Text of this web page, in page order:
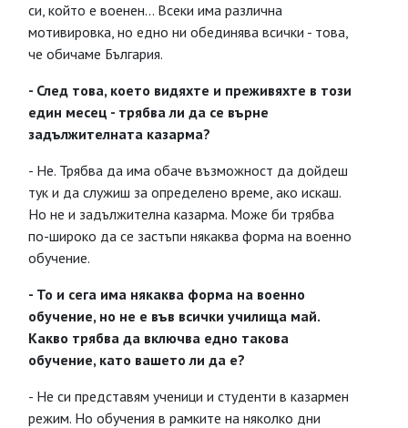
си, който е военен... Всеки има различна
мотивировка, но едно ни обединява всички - това,
че обичаме България.
- След това, което видяхте и преживяхте в този
един месец - трябва ли да се върне
задължителната казарма?
- Не. Трябва да има обаче възможност да дойдеш
тук и да служиш за определено време, ако искаш.
Но не и задължителна казарма. Може би трябва
по-широко да се застъпи някаква форма на военно
обучение.
- То и сега има някаква форма на военно
обучение, но не е във всички училища май.
Какво трябва да включва едно такова
обучение, като вашето ли да е?
- Не си представям ученици и студенти в казармен
режим. Но обучения в рамките на няколко дни